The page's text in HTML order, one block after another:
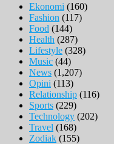
Ekonomi (160)
Fashion (117)
Food (144)
Health (287)
Lifestyle (328)
Music (44)
News (1,207)
Opini (113)
Relationship (116)
Sports (229)
Technology (202)
Travel (168)
Zodiak (155)